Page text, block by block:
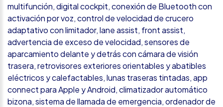
multifunción, digital cockpit, conexión de Bluetooth con
activación por voz, control de velocidad de crucero
adaptativo con limitador, lane assist, front assist,
advertencia de exceso de velocidad, sensores de
aparcamiento delante y detrás con cámara de visión
trasera, retrovisores exteriores orientables y abatibles
eléctricos y calefactables, lunas traseras tintadas, app
connect para Apple y Android, climatizador automático
bizona, sistema de llamada de emergencia, ordenador de